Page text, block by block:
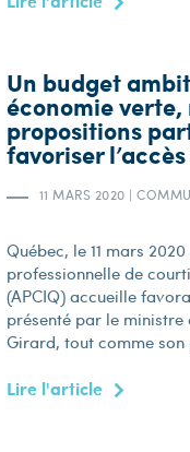
Un budget
économie verte,
propositions
favoriser
11 MARS 2020 |
Québec, le 11 mars
professionnelle de
(APCIQ) accueille
présenté par le ministre
Girard, tout comme
Lire l'article